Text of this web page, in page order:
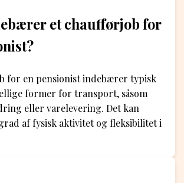
et chaufførjob for
for en pensionist indebærer typisk
former for transport, såsom
eller varelevering. Det kan
af fysisk aktivitet og fleksibilitet i